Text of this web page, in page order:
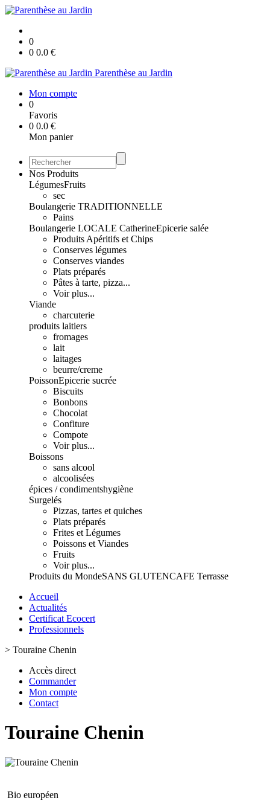
0
0 0.0 €
Parenthèse au Jardin
Mon compte
0
Favoris
0 0.0 €
Mon panier
Nos Produits
LégumesFruits
sec
Boulangerie TRADITIONNELLE
Pains
Boulangerie LOCALE CatherineEpicerie salée
Produits Apéritifs et Chips
Conserves légumes
Conserves viandes
Plats préparés
Pâtes à tarte, pizza...
Voir plus...
Viande
charcuterie
produits laitiers
fromages
lait
laitages
beurre/creme
PoissonEpicerie sucrée
Biscuits
Bonbons
Chocolat
Confiture
Compote
Voir plus...
Boissons
sans alcool
alcoolisées
épices / condimentshygiène
Surgelés
Pizzas, tartes et quiches
Plats préparés
Frites et Légumes
Poissons et Viandes
Fruits
Voir plus...
Produits du MondeSANS GLUTENCAFE Terrasse
Accueil
Actualités
Certificat Ecocert
Professionnels
> Touraine Chenin
Accès direct
Commander
Mon compte
Contact
Touraine Chenin
Bio européen